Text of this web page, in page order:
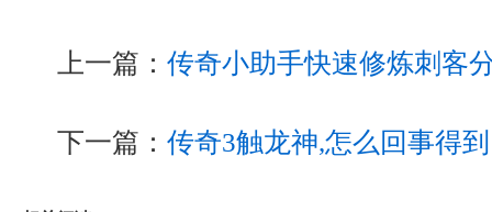
上一篇： 传奇小助手快速修炼刺客
下一篇： 传奇3触龙神,怎么回事得